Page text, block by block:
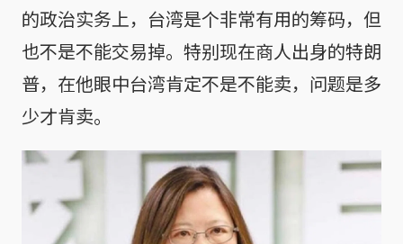
的政治实务上，台湾是个非常有用的筹码，但
也不是不能交易掉。特别现在商人出身的特朗
普，在他眼中台湾肯定不是不能卖，问题是多
少才肯卖。